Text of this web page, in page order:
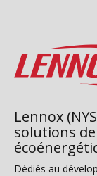
Lennox
solutions
Dédiés au